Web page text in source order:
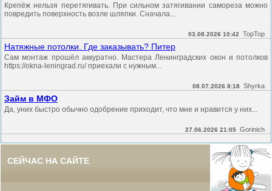
Крепёж нельзя перетягивать. При сильном затягивании самореза можно
повредить поверхность возле шляпки. Сначала...
03.08.2026 10:42 TopTop
Натяжные потолки. Где заказывать? Питер
Сам монтаж прошёл аккуратно. Мастера Ленинградских окон и потолков
https://okna-leningrad.ru/ приехали с нужным...
08.07.2026 8:18 Shyrka
Займ в МФО
Да, уних быстро обычно одобрение приходит, что мне и нравится у них...
27.06.2026 21:05 Gorinich
СЕЙЧАС НА САЙТЕ